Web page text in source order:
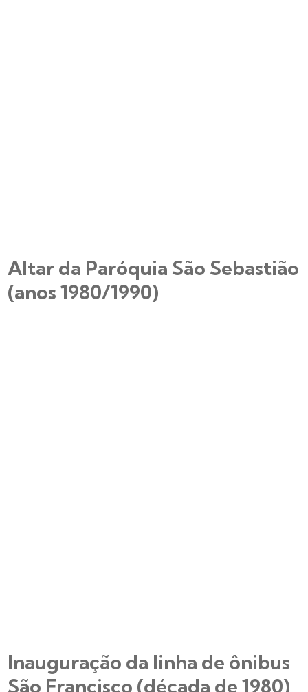
Altar da Paróquia São Sebastião
(anos 1980/1990)
Inauguração da linha de ônibus
São Francisco (década de 1980)